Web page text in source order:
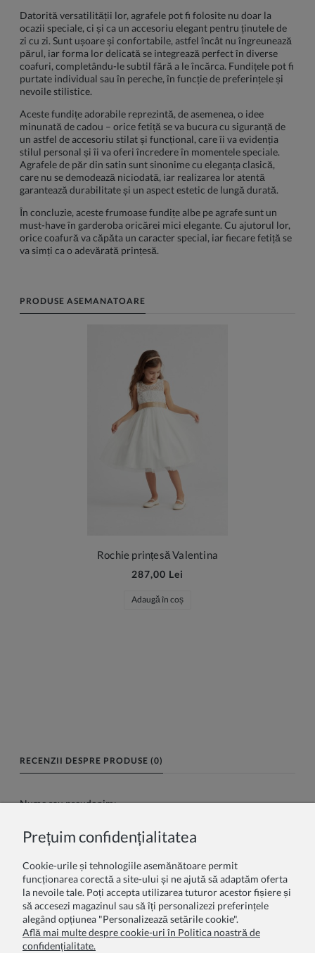
Datorită versatilității lor, agrafele pot fi folosite nu doar la
ocazii speciale, ci și ca un accesoriu elegant pentru ținutele de
zi cu zi. Sunt ușoare și confortabile, astfel încât nu îngreunează
părul, iar forma lor delicată se integrează perfect în diverse
coafuri, completându-le subtil fără a le încărca. Fundițele pot fi
purtate individual sau în pereche, în funcție de preferințele și
nevoile stilistice.
Aceste fundițe adorabile reprezintă, de asemenea, o idee
minunată de cadou – orice fetiță se va bucura cu siguranță de
un astfel de accesoriu stilat și funcțional, care îi va evidenția
stilul personal și îi va oferi încredere în momentele speciale.
Agrafele de păr din satin sunt sinonime cu eleganța clasică,
care nu se demodează niciodată, iar realizarea lor atentă
garantează durabilitate și un aspect estetic de lungă durată.
În concluzie, aceste frumoase fundițe albe pe agrafe sunt un
must-have în garderoba oricărei mici elegante. Cu ajutorul lor,
orice coafură va căpăta un caracter special, iar fiecare fetiță se
va simți ca o adevărată prințesă.
PRODUSE ASEMANATOARE
Rochie prințesă Valentina
287,00 Lei
Adaugă în coș
RECENZII DESPRE PRODUSE (0)
Nume sau pseudonim:
Prețuim confidențialitatea
Cookie-urile și tehnologiile asemănătoare permit
funcționarea corectă a site-ului și ne ajută să adaptăm oferta
la nevoile tale. Poți accepta utilizarea tuturor acestor fișiere și
să accesezi magazinul sau să îți personalizezi preferințele
alegând opțiunea "Personalizează setările cookie".
Află mai multe despre cookie-uri în Politica noastră de
confidențialitate.